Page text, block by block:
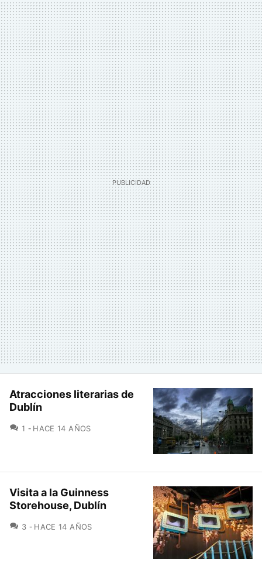
Atracciones literarias de
Dublín
1 COMENTARIOS
HACE 14 AÑOS
Visita a la Guinness
Storehouse, Dublín
3 COMENTARIOS
HACE 14 AÑOS